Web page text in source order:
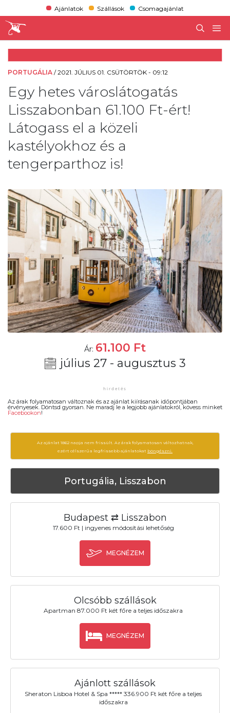
Ajánlatok Szállások Csomagajánlat
PORTUGÁLIA /2021. JÚLIUS 01. CSÜTÖRTÖK - 09:12
Egy hetes városlátogatás
Lisszabonban 61.100 Ft-ért!
Látogass el a közeli
kastélyokhoz és a
tengerparthoz is!
Ár: 61.100 Ft
július 27 - augusztus 3
Az árak folyamatosan változnak és az ajánlat kiírásanak időpontjában
érvényesek. Döntsd gyorsan. Ne maradj le a legjobb ajánlatokról, kövess minket
Facebookon!
Az ajánlat 1862 napja nem frissült. Az árak folyamatosan változhatnak,
ezért célszerű a legfrissebb ajánlatokat böngészni.
Portugália, Lisszabon
Budapest ⇄ Lisszabon
17.600 Ft | ingyenes módosítási lehetőség
MEGNÉZEM
Olcsóbb szállások
Apartman 87.000 Ft két főre a teljes időszakra
MEGNÉZEM
Ajánlott szállások
Sheraton Lisboa Hotel & Spa ***** 336.900 Ft két főre a teljes
időszakra